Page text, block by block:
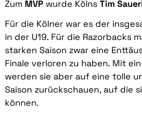
Zum MVP wurde Kölns Tim
Für die Kölner war es der
in der U19. Für die Razorbacks
starken Saison zwar eine
Finale verloren zu haben. Mit
werden sie aber auf eine tolle
Saison zurückschauen, auf die
können.